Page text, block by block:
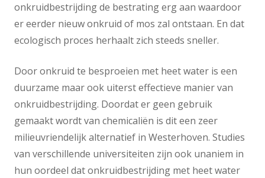
onkruidbestrijding de bestrating erg aan waardoor
er eerder nieuw onkruid of mos zal ontstaan. En dat
ecologisch proces herhaalt zich steeds sneller.
Door onkruid te besproeien met heet water is een
duurzame maar ook uiterst effectieve manier van
onkruidbestrijding. Doordat er geen gebruik
gemaakt wordt van chemicaliën is dit een zeer
milieuvriendelijk alternatief in Westerhoven. Studies
van verschillende universiteiten zijn ook unaniem in
hun oordeel dat onkruidbestrijding met heet water